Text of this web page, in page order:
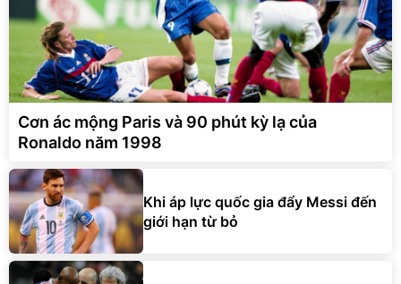
Cơn ác mộng Paris và 90 phút kỳ lạ của
Ronaldo năm 1998
Khi áp lực quốc gia đẩy Messi đến
giới hạn từ bỏ